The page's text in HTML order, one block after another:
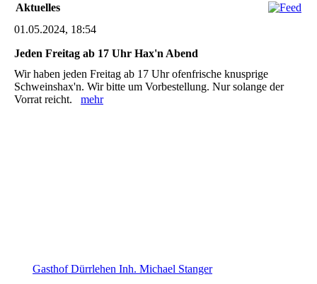
Aktuelles
01.05.2024, 18:54
Jeden Freitag ab 17 Uhr Hax'n Abend
Wir haben jeden Freitag ab 17 Uhr ofenfrische knusprige
Schweinshax'n. Wir bitte um Vorbestellung. Nur solange der
Vorrat reicht. mehr